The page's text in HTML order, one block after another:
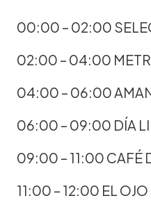
00:00 – 02:00
02:00 – 04:00
04:00 – 06:00
06:00 – 09:00 DÍA
09:00 – 11:00 CAFÉ
11:00 – 12:00 EL OJO